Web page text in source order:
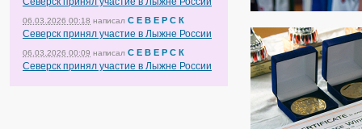
06.03.2026 00:18 написал С Е В Е Р С К
Северск принял участие в Лыжне России
06.03.2026 00:09 написал С Е В Е Р С К
Северск принял участие в Лыжне России